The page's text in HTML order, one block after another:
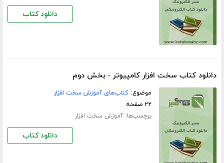
دانلود کتاب
دانلود کتاب سخت افزار کامپیوتر - بخش دوم
موضوع:کتاب‌های آموزش سخت افزار
۲۲ صفحه
برچسب‌ها:آموزش سخت افزار
دانلود کتاب